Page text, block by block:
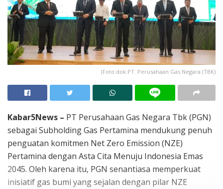
(Foto:dok.PT. Perusahaan Gas Negara (TBK)
Kabar5News – PT Perusahaan Gas Negara Tbk (PGN)
sebagai Subholding Gas Pertamina mendukung penuh
penguatan komitmen Net Zero Emission (NZE)
Pertamina dengan Asta Cita Menuju Indonesia Emas
2045. Oleh karena itu, PGN senantiasa memperkuat
inisiatif gas bumi yang sejalan dengan pilar NZE